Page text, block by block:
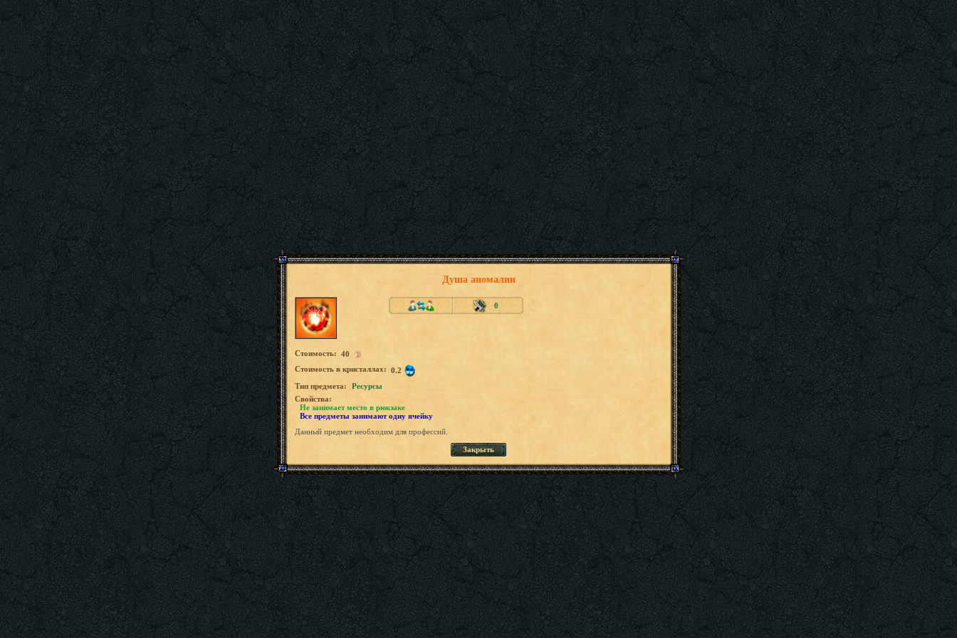
Душа аномалии
0
Стоимость: 40
Стоимость в кристаллах: 0.2
Tип предмета:
Ресурсы
Свойства:
Не занимает место в рюкзаке
Все предметы занимают одну ячейку
Данный предмет необходим для профессий.
Закрыть